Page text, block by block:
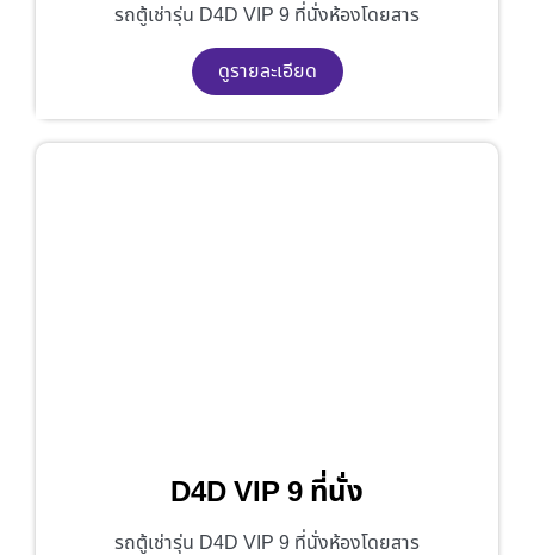
รถตู้เช่ารุ่น D4D VIP 9 ที่นั่งห้องโดยสาร
ดูรายละเอียด
D4D VIP 9 ที่นั่ง
รถตู้เช่ารุ่น D4D VIP 9 ที่นั่งห้องโดยสาร